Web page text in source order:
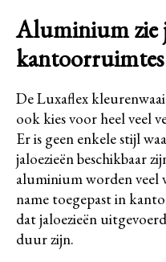
Aluminium zie
kantoorruimtes
De Luxaflex
ook kies voor heel veel
Er is geen enkele stijl
jaloezieën beschikbaar
aluminium worden veel
name toegepast in
dat jaloezieën
duur zijn.